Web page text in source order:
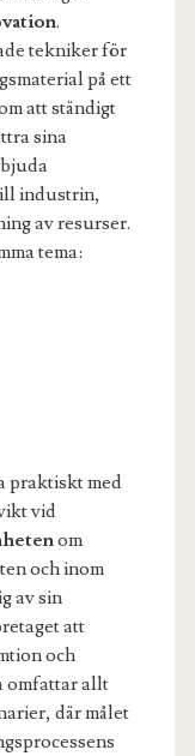
.
tekniker för
på ett
att ständigt
sina
industrin,
av resurser.
tema:
praktiskt med
vid
om
och inom
av sin
att
och
omfattar allt
där målet